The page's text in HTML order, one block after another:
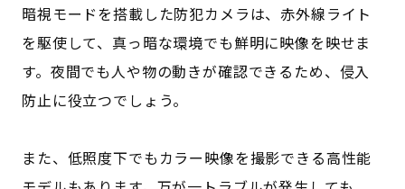
暗視モードを搭載した防犯カメラは、赤外線ライト
を駆使して、真っ暗な環境でも鮮明に映像を映せま
す。夜間でも人や物の動きが確認できるため、侵入
防止に役立つでしょう。
また、低照度下でもカラー映像を撮影できる高性能